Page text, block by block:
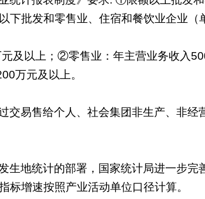
批发和零售业、住宿和餐饮业企业（
及以上；②零售业：年主营业务收入
万元及以上。
交易售给个人、社会集团非生产、非经
生地统计的部署，国家统计局进一步
标增速按照产业活动单位口径计算。